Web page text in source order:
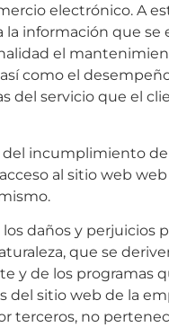
electrónico. A
información que se
el
así como el
del servicio que el
del incumplimiento
al sitio web
los daños y perjuicios
que se
y de los programas
sitio web de la
terceros, no